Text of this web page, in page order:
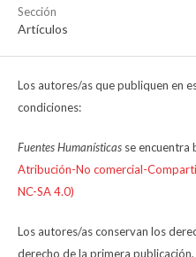
Sección
Artículos
Los autores/as que publiquen en
condiciones:
Fuentes Humanísticas se encuentra
Atribución-No comercial-
NC-SA 4.0)
Los autores/as conservan los
derecho de la primera